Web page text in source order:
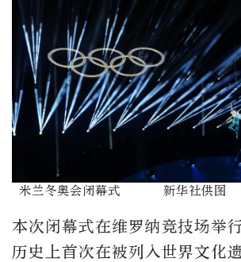
米兰冬奥会闭幕式 新华社供图
本次闭幕式在维罗纳竞技场举
历史上首次在被列入世界文化